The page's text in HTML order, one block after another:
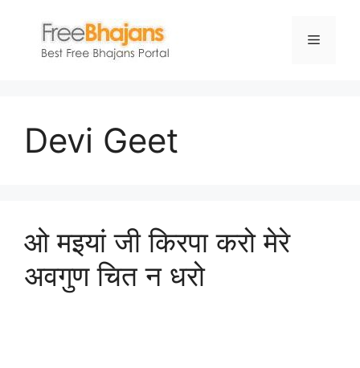
content
Menu
Devi Geet
ओ मइयां जी किरपा करो मेरे
अवगुण चित न धरो